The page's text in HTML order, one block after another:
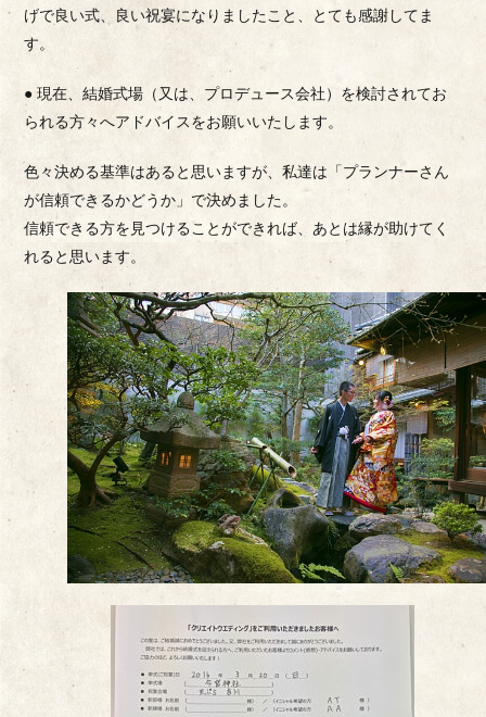
げで良い式、良い祝宴になりましたこと、とても感謝してま
す。
● 現在、結婚式場（又は、プロデュース会社）を検討されてお
られる方々へアドバイスをお願いいたします。
色々決める基準はあると思いますが、私達は「プランナーさん
が信頼できるかどうか」で決めました。
信頼できる方を見つけることができれば、あとは縁が助けてく
れると思います。